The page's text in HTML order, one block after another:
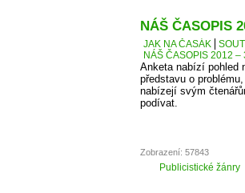
NÁŠ ČASOPIS
JAK NA ČASÁK
NÁŠ ČASOPIS 2012 –
Anketa nabízí pohled
představu o
nabízejí svým
podívat.
Zobrazení: 57843
Publicistické žánry